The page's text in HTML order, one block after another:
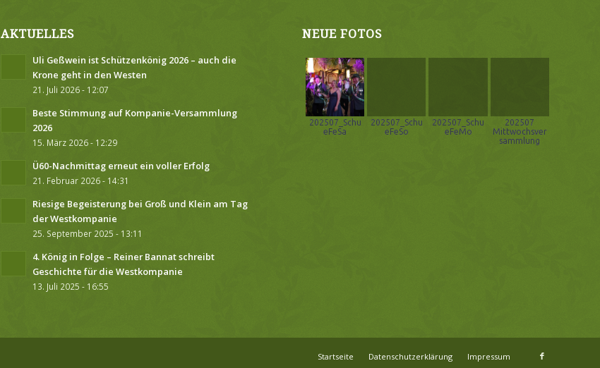
AKTUELLES
Uli Geßwein ist Schützenkönig 2026 – auch die
Krone geht in den Westen
21. Juli 2026 - 12:07
Beste Stimmung auf Kompanie-Versammlung
2026
15. März 2026 - 12:29
Ü60-Nachmittag erneut ein voller Erfolg
21. Februar 2026 - 14:31
Riesige Begeisterung bei Groß und Klein am Tag
der Westkompanie
25. September 2025 - 13:11
4. König in Folge – Reiner Bannat schreibt
Geschichte für die Westkompanie
13. Juli 2025 - 16:55
NEUE FOTOS
202507_Schu
eFeSa
202507_Schu
eFeSo
202507_Schu
eFeMo
202507
Mittwochsver
sammlung
Startseite Datenschutzerklärung Impressum